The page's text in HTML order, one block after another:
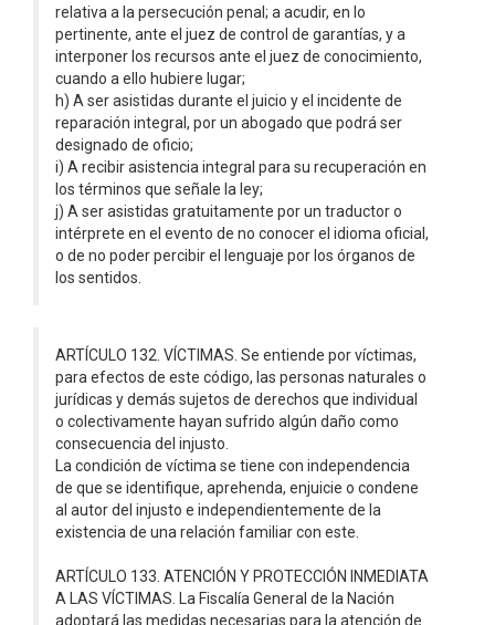
relativa a la persecución penal; a acudir, en lo
pertinente, ante el juez de control de garantías, y a
interponer los recursos ante el juez de conocimiento,
cuando a ello hubiere lugar;
h) A ser asistidas durante el juicio y el incidente de
reparación integral, por un abogado que podrá ser
designado de oficio;
i) A recibir asistencia integral para su recuperación en
los términos que señale la ley;
j) A ser asistidas gratuitamente por un traductor o
intérprete en el evento de no conocer el idioma oficial,
o de no poder percibir el lenguaje por los órganos de
los sentidos.
ARTÍCULO 132. VÍCTIMAS. Se entiende por víctimas,
para efectos de este código, las personas naturales o
jurídicas y demás sujetos de derechos que individual
o colectivamente hayan sufrido algún daño como
consecuencia del injusto.
La condición de víctima se tiene con independencia
de que se identifique, aprehenda, enjuicie o condene
al autor del injusto e independientemente de la
existencia de una relación familiar con este.
ARTÍCULO 133. ATENCIÓN Y PROTECCIÓN INMEDIATA
A LAS VÍCTIMAS. La Fiscalía General de la Nación
adoptará las medidas necesarias para la atención de